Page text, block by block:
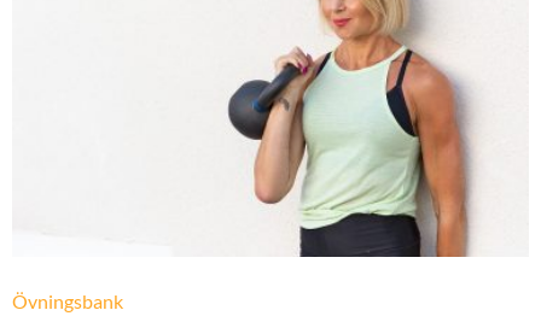
Övningsbank